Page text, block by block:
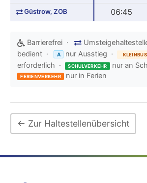
Güstrow, ZOB 06:45
Barrierefrei ·
bedient ·
A nur Ausstieg · KLEINBUS
erforderlich · SCHULVERKEHR nur an
FERIENVERKEHR nur in Ferien
← Zur Haltestellenübersicht